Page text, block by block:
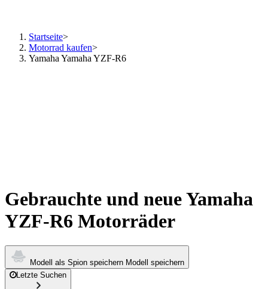
Startseite>
Motorrad kaufen>
Yamaha Yamaha YZF-R6
Gebrauchte und neue Yamaha
YZF-R6 Motorräder
Modell als Spion speichern Modell speichern
Letzte Suchen